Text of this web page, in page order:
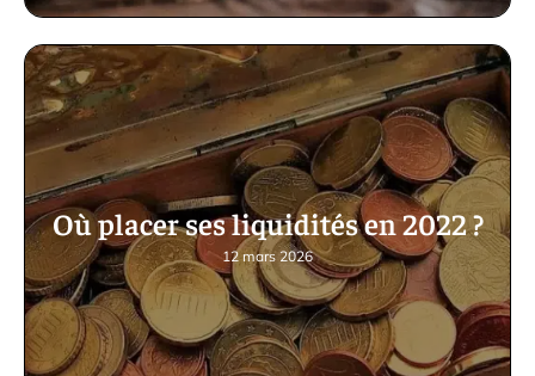
Où placer ses liquidités en 2022 ?
12 mars 2026